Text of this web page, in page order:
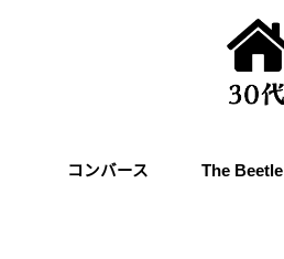
コンバース The Beetle